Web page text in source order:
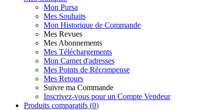
Mon Pursa
Mes Souhaits
Mon Historique de Commande
Mes Revues
Mes Abonnements
Mes Téléchargements
Mon Carnet d'adresses
Mes Points de Récompense
Mes Retours
Suivre ma Commande
Inscrivez-vous pour un Compte Vendeur
Produits comparatifs (0)